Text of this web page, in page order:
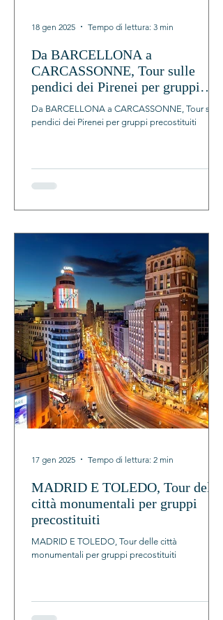
Da BARCELLONA a
CARCASSONNE, Tour sulle
pendici dei Pirenei per gruppi
precostituiti
Da BARCELLONA a CARCASSONNE, Tour sulle
pendici dei Pirenei per gruppi precostituiti
18 gen 2025 Tempo di lettura: 3 min
MADRID E TOLEDO, Tour delle
città monumentali per gruppi
precostituiti
MADRID E TOLEDO, Tour delle città
monumentali per gruppi precostituiti
17 gen 2025 Tempo di lettura: 2 min